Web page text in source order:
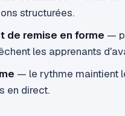
structurées.
de remise en forme —
les apprenants
— le rythme maintient
en direct.